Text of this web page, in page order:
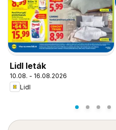
Lidl leták
10.08. - 16.08.2026
Lidl